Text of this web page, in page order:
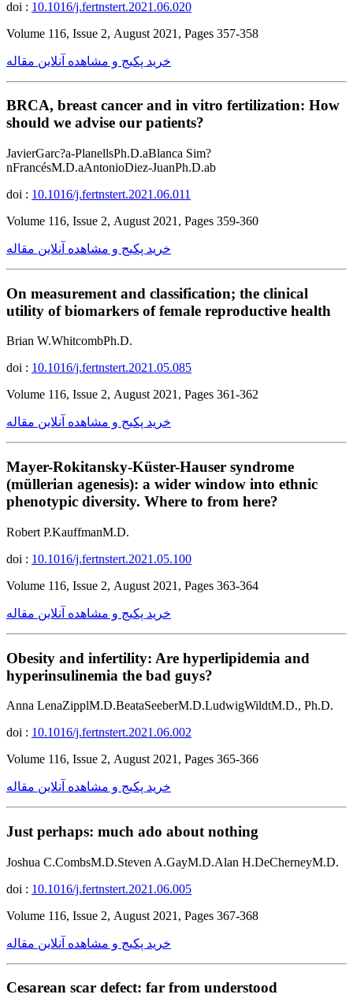
doi : 10.1016/j.fertnstert.2021.06.020
Volume 116, Issue 2, August 2021, Pages 357-358
خرید پکیج و مشاهده آنلاین مقاله
BRCA, breast cancer and in vitro fertilization: How
should we advise our patients?
JavierGarc?a-PlanellsPh.D.aBlanca Sim?
nFrancésM.D.aAntonioDiez-JuanPh.D.ab
doi : 10.1016/j.fertnstert.2021.06.011
Volume 116, Issue 2, August 2021, Pages 359-360
خرید پکیج و مشاهده آنلاین مقاله
On measurement and classification; the clinical
utility of biomarkers of female reproductive health
Brian W.WhitcombPh.D.
doi : 10.1016/j.fertnstert.2021.05.085
Volume 116, Issue 2, August 2021, Pages 361-362
خرید پکیج و مشاهده آنلاین مقاله
Mayer-Rokitansky-Küster-Hauser syndrome
(müllerian agenesis): a wider window into ethnic
phenotypic diversity. Where to from here?
Robert P.KauffmanM.D.
doi : 10.1016/j.fertnstert.2021.05.100
Volume 116, Issue 2, August 2021, Pages 363-364
خرید پکیج و مشاهده آنلاین مقاله
Obesity and infertility: Are hyperlipidemia and
hyperinsulinemia the bad guys?
Anna LenaZipplM.D.BeataSeeberM.D.LudwigWildtM.D., Ph.D.
doi : 10.1016/j.fertnstert.2021.06.002
Volume 116, Issue 2, August 2021, Pages 365-366
خرید پکیج و مشاهده آنلاین مقاله
Just perhaps: much ado about nothing
Joshua C.CombsM.D.Steven A.GayM.D.Alan H.DeCherneyM.D.
doi : 10.1016/j.fertnstert.2021.06.005
Volume 116, Issue 2, August 2021, Pages 367-368
خرید پکیج و مشاهده آنلاین مقاله
Cesarean scar defect: far from understood